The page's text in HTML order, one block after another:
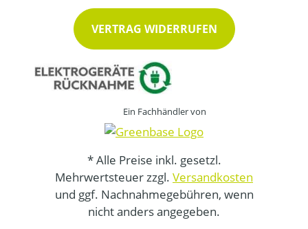
VERTRAG WIDERRUFEN
Ein Fachhändler von
* Alle Preise inkl. gesetzl.
Mehrwertsteuer zzgl. Versandkosten
und ggf. Nachnahmegebühren, wenn
nicht anders angegeben.